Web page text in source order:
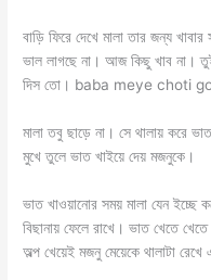
বাড়ি ফিরে দেখে মালা তার জন্য
ভাল লাগছে না। আজ কিছু খাব না।
দিস তো। baba meye choti
মালা তবু ছাড়ে না। সে থালায় করে
মুখে তুলে ভাত খাইয়ে দেয় মজনুকে।
ভাত খাওয়ানোর সময় মালা যেন ইচ্ছে
বিছানায় ফেলে রাখে। ভাত খেতে
অল্প খেয়েই মজনু মেয়েকে থালাটা